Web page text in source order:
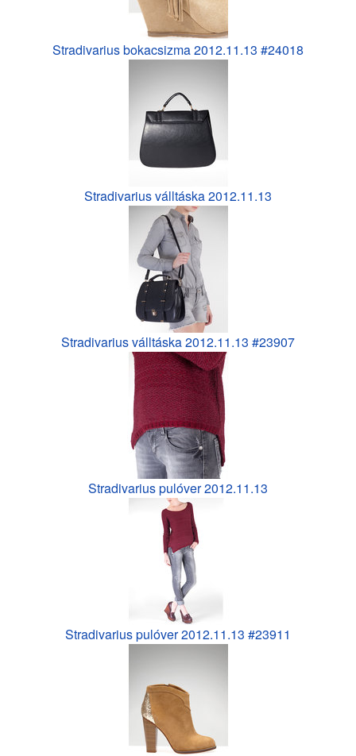
Stradivarius bokacsizma 2012.11.13 #24018
Stradivarius válltáska 2012.11.13
Stradivarius válltáska 2012.11.13 #23907
Stradivarius pulóver 2012.11.13
Stradivarius pulóver 2012.11.13 #23911